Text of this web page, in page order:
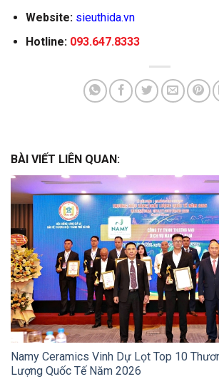
Website: sieuthida.vn
Hotline: 093.647.8333
BÀI VIẾT LIÊN QUAN:
Namy Ceramics Vinh Dự Lọt Top 10
Lượng Quốc Tế Năm 2026